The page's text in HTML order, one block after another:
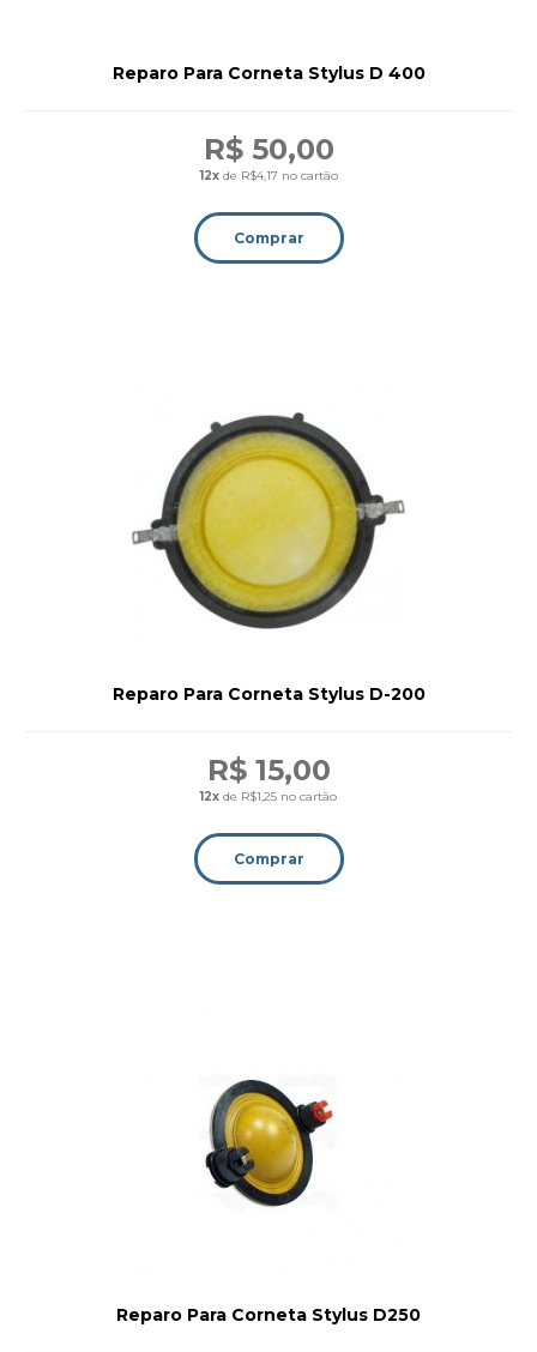
Reparo Para Corneta Stylus D 400
R$ 50,00
12xde R$4,17 no cartão
Comprar
Reparo Para Corneta Stylus D-200
R$ 15,00
12x de R$1,25 no cartão
Comprar
Reparo Para Corneta Stylus D250